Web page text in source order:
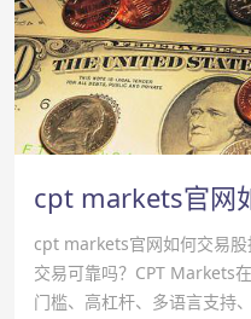
cpt markets官网如何交易
交易可靠吗？‌‌CPT Markets
门槛、高杠杆、多语言支持